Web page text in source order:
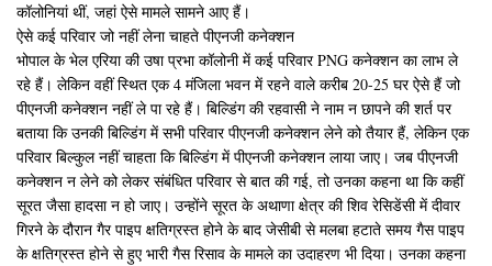
कॉलोनियां थीं, जहां ऐसे मामले सामने आए हैं।
ऐसे कई परिवार जो नहीं लेना चाहते पीएनजी कनेक्शन
भोपाल के भेल एरिया की उषा प्रभा कॉलोनी में कई परिवार PNG कनेक्शन का लाभ ले
रहे हैं। लेकिन वहीं स्थित एक 4 मंजिला भवन में रहने वाले करीब 20-25 घर ऐसे हैं जो
पीएनजी कनेक्शन नहीं ले पा रहे हैं। बिल्डिंग की रहवासी ने नाम न छापने की शर्त पर
बताया कि उनकी बिल्डिंग में सभी परिवार पीएनजी कनेक्शन लेने को तैयार हैं, लेकिन एक
परिवार बिल्कुल नहीं चाहता कि बिल्डिंग में पीएनजी कनेक्शन लाया जाए। जब पीएनजी
कनेक्शन न लेने को लेकर संबंधित परिवार से बात की गई, तो उनका कहना था कि कहीं
सूरत जैसा हादसा न हो जाए। उन्होंने सूरत के अथाणा क्षेत्र की शिव रेसिडेंसी में दीवार
गिरने के दौरान गैर पाइप क्षतिग्रस्त होने के बाद जेसीबी से मलबा हटाते समय गैस पाइप
के क्षतिग्रस्त होने से हुए भारी गैस रिसाव के मामले का उदाहरण भी दिया। उनका कहना